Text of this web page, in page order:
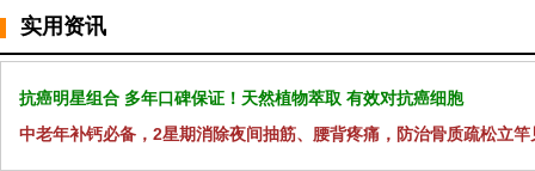
实用资讯
抗癌明星组合 多年口碑保证！天然植物萃取 有效对抗癌细胞
中老年补钙必备，2星期消除夜间抽筋、腰背疼痛，防治骨质疏松立竿